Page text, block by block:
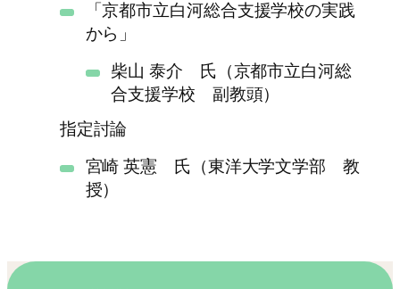
「京都市立白河総合支援学校の実践
から」
柴山 泰介 氏（京都市立白河総
合支援学校 副教頭）
指定討論
宮崎 英憲 氏（東洋大学文学部 教
授）